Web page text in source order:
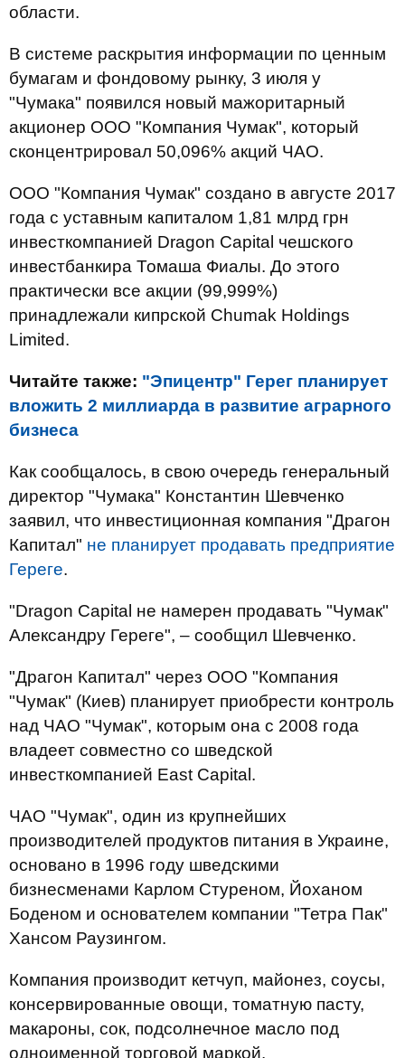
области.
В системе раскрытия информации по ценным
бумагам и фондовому рынку, 3 июля у
"Чумака" появился новый мажоритарный
акционер ООО "Компания Чумак", который
сконцентрировал 50,096% акций ЧАО.
ООО "Компания Чумак" создано в августе 2017
года с уставным капиталом 1,81 млрд грн
инвесткомпанией Dragon Capital чешского
инвестбанкира Томаша Фиалы. До этого
практически все акции (99,999%)
принадлежали кипрской Chumak Holdings
Limited.
Читайте также: "Эпицентр" Герег планирует
вложить 2 миллиарда в развитие аграрного
бизнеса
Как сообщалось, в свою очередь генеральный
директор "Чумака" Константин Шевченко
заявил, что инвестиционная компания "Драгон
Капитал" не планирует продавать предприятие
Гереге.
"Dragon Capital не намерен продавать "Чумак"
Александру Гереге", – сообщил Шевченко.
"Драгон Капитал" через ООО "Компания
"Чумак" (Киев) планирует приобрести контроль
над ЧАО "Чумак", которым она с 2008 года
владеет совместно со шведской
инвесткомпанией East Capital.
ЧАО "Чумак", один из крупнейших
производителей продуктов питания в Украине,
основано в 1996 году шведскими
бизнесменами Карлом Cтуреном, Йоханом
Боденом и основателем компании "Тетра Пак"
Хансом Раузингом.
Компания производит кетчуп, майонез, соусы,
консервированные овощи, томатную пасту,
макароны, сок, подсолнечное масло под
одноименной торговой маркой.